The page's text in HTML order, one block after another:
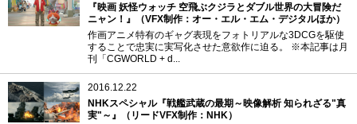
『映画 妖怪ウォッチ 空飛ぶクジラとダブル世界の大冒険だ
ニャン！』（VFX制作：オー・エル・エム・デジタルほか）
作画アニメ特有のギャグ表現をフォトリアルな3DCGを駆使
することで忠実に実写化させた意欲作に迫る。 ※本記事は月
刊「CGWORLD + d...
2016.12.22
NHKスペシャル『戦艦武蔵の最期～映像解析 知られざる"真
実"～』（リードVFX制作：NHK）